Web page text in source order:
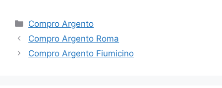
Categorie
Compro Argento
Compro Argento Roma
Compro Argento Fiumicino